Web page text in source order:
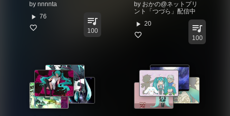
by nnnnta
play_arrow 76 queue_music
100
by おかの@ネットプリ
ント「つづら」配信中
play_arrow 20 queue_music
100